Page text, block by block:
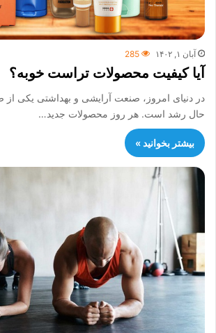
آبان ۱, ۱۴۰۲ 285
آیا کیفیت محصولات تراست خوبه؟
در دنیای امروز، صنعت آرایشی و بهداشتی یکی از
حال رشد است. هر روز محصولات جدید…
بیشتر بخوانید »